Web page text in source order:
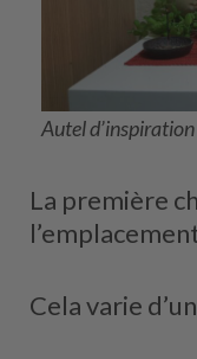
Autel
La première
Cela varie